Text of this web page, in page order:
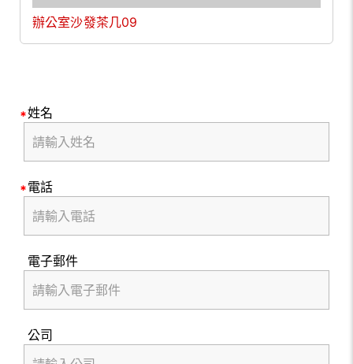
辦公室沙發茶几09
姓名
電話
電子郵件
公司